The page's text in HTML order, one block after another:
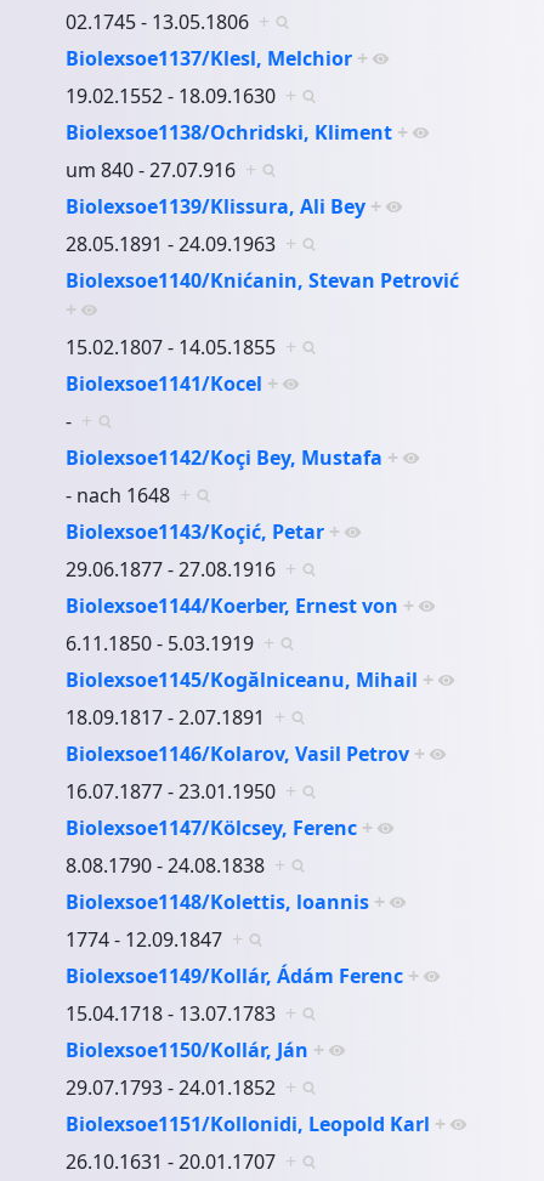
02.1745 - 13.05.1806 +
Biolexsoe1137/Klesl, Melchior +
19.02.1552 - 18.09.1630 +
Biolexsoe1138/Ochridski, Kliment +
um 840 - 27.07.916 +
Biolexsoe1139/Klissura, Ali Bey +
28.05.1891 - 24.09.1963 +
Biolexsoe1140/Knićanin, Stevan Petrović
+
15.02.1807 - 14.05.1855 +
Biolexsoe1141/Kocel +
- +
Biolexsoe1142/Koçi Bey, Mustafa +
- nach 1648 +
Biolexsoe1143/Koçić, Petar +
29.06.1877 - 27.08.1916 +
Biolexsoe1144/Koerber, Ernest von +
6.11.1850 - 5.03.1919 +
Biolexsoe1145/Kogălniceanu, Mihail +
18.09.1817 - 2.07.1891 +
Biolexsoe1146/Kolarov, Vasil Petrov +
16.07.1877 - 23.01.1950 +
Biolexsoe1147/Kölcsey, Ferenc +
8.08.1790 - 24.08.1838 +
Biolexsoe1148/Kolettis, loannis +
1774 - 12.09.1847 +
Biolexsoe1149/Kollár, Ádám Ferenc +
15.04.1718 - 13.07.1783 +
Biolexsoe1150/Kollár, Ján +
29.07.1793 - 24.01.1852 +
Biolexsoe1151/Kollonidi, Leopold Karl +
26.10.1631 - 20.01.1707 +